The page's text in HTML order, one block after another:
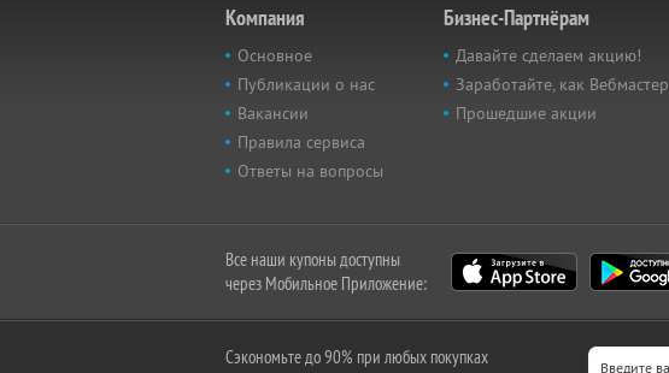
Компания
Основное
Публикации о нас
Вакансии
Правила сервиса
Ответы на вопросы
Бизнес-Партнёрам
Давайте сделаем акцию!
Заработайте, как Вебмастер
Прошедшие акции
Все наши купоны доступны
через Мобильное Приложение:
Сэкономьте до 90% при любых покупках